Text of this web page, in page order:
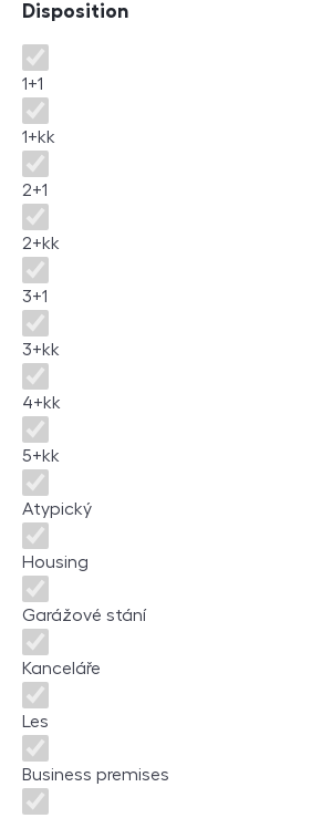
Disposition
Disposition
1+1
1+kk
2+1
2+kk
3+1
3+kk
4+kk
5+kk
Atypický
Housing
Garážové stání
Kanceláře
Les
Business premises